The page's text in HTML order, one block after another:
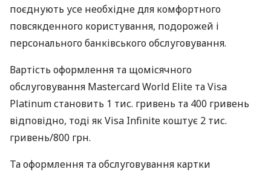
поєднують усе необхідне для комфортного
повсякденного користування, подорожей і
персонального банківського обслуговування.
Вартість оформлення та щомісячного
обслуговування Mastercard World Elite та Visa
Platinum становить 1 тис. гривень та 400 гривень
відповідно, тоді як Visa Infinite коштує 2 тис.
гривень/800 грн.
Та оформлення та обслуговування картки